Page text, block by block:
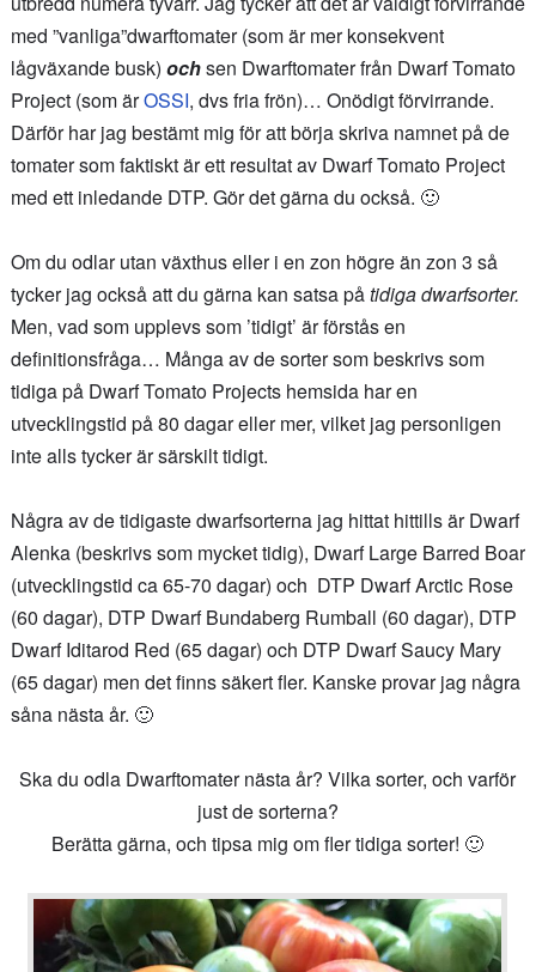
med ”vanliga”dwarftomater (som är mer konsekvent
lågväxande busk) ochsen Dwarftomater från Dwarf Tomato
Project (som ärOSSI, dvs fria frön)… Onödigt förvirrande.
Därför har jag bestämt mig för att börja skriva namnet på de
tomater som faktiskt är ett resultat av Dwarf Tomato Project
med ett inledande DTP. Gör det gärna du också. 🙂
Om du odlar utan växthus eller i en zon högre än zon 3 så
tycker jag också att du gärna kan satsa påtidiga dwarfsorter.
Men, vad som upplevs som ’tidigt’ är förstås en
definitionsfråga… Många av de sorter som beskrivs som
tidiga på Dwarf Tomato Projects hemsida har en
utvecklingstid på 80 dagar eller mer, vilket jag personligen
inte alls tycker är särskilt tidigt.
Några av de tidigaste dwarfsorterna jag hittat hittills är Dwarf
Alenka (beskrivs som mycket tidig), Dwarf Large Barred Boar
(utvecklingstid ca 65-70 dagar) och DTP Dwarf Arctic Rose
(60 dagar), DTP Dwarf Bundaberg Rumball (60 dagar), DTP
Dwarf Iditarod Red (65 dagar) och DTP Dwarf Saucy Mary
(65 dagar) men det finns säkert fler. Kanske provar jag några
såna nästa år. 🙂
Ska du odla Dwarftomater nästa år? Vilka sorter, och varför
just de sorterna?
Berätta gärna, och tipsa mig om fler tidiga sorter! 🙂